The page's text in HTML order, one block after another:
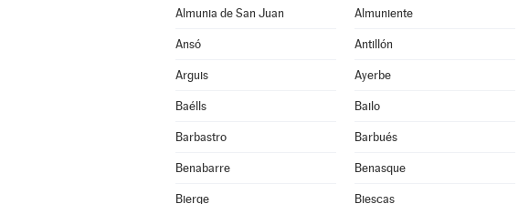
Almunia de San Juan Almuniente
Ansó Antillón
Arguis Ayerbe
Baélls Bailo
Barbastro Barbués
Benabarre Benasque
Bierge Biescas